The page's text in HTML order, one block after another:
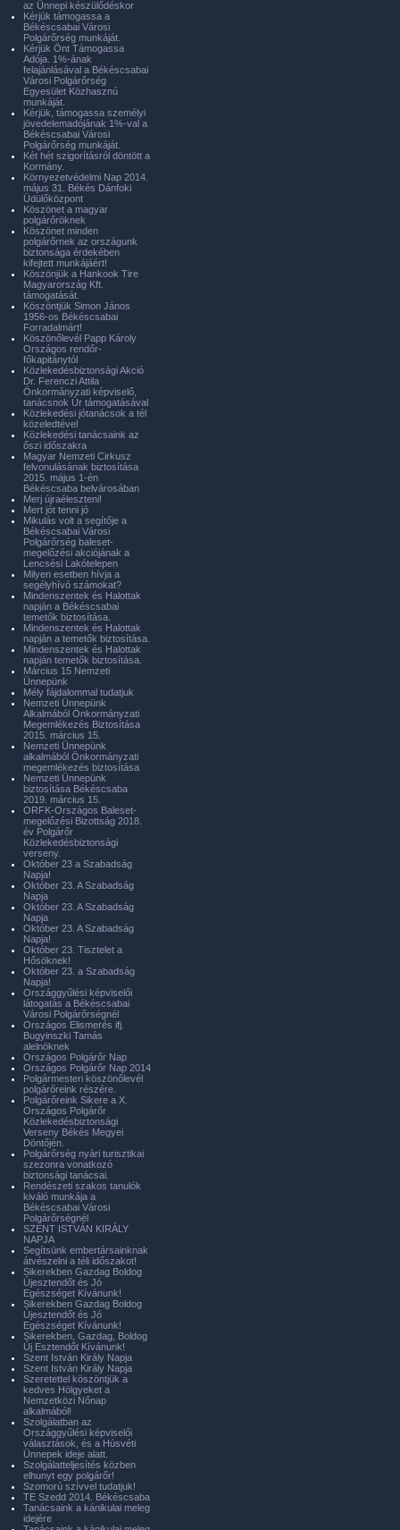
az Ünnepi készülődéskor
Kérjük támogassa a
Békéscsabai Városi
Polgárőrség munkáját.
Kérjük Önt Támogassa
Adója. 1%-ának
felajánlásával a Békéscsabai
Városi Polgárőrség
Egyesület Közhasznú
munkáját.
Kérjük, támogassa személyi
jövedelemadójának 1%-val a
Békéscsabai Városi
Polgárőrség munkáját.
Két hét szigorításról döntött a
Kormány.
Környezetvédelmi Nap 2014.
május 31. Békés Dánfoki
Üdülőközpont
Köszönet a magyar
polgárőröknek
Köszönet minden
polgárőrnek az országunk
biztonsága érdekében
kifejtett munkájáért!
Köszönjük a Hankook Tire
Magyarország Kft.
támogatását.
Köszöntjük Simon János
1956-os Békéscsabai
Forradalmárt!
Köszönőlevél Papp Károly
Országos rendőr-
főkapitánytól
Közlekedésbiztonsági Akció
Dr. Ferenczi Attila
Önkormányzati képviselő,
tanácsnok Úr támogatásával
Közlekedési jótanácsok a tél
közeledtével
Közlekedési tanácsaink az
őszi időszakra
Magyar Nemzeti Cirkusz
felvonulásának biztosítása
2015. május 1-én
Békéscsaba belvárosában
Merj újraéleszteni!
Mert jót tenni jó
Mikulás volt a segítője a
Békéscsabai Városi
Polgárőrség baleset-
megelőzési akciójának a
Lencsési Lakótelepen
Milyen esetben hívja a
segélyhívó számokat?
Mindenszentek és Halottak
napján a Békéscsabai
temetők biztosítása.
Mindenszentek és Halottak
napján a temetők biztosítása.
Mindenszentek és Halottak
napján temetők biztosítása.
Március 15 Nemzeti
Ünnepünk
Mély fájdalommal tudatjuk
Nemzeti Ünnepünk
Alkalmából Önkormányzati
Megemlékezés Biztosítása
2015. március 15.
Nemzeti Ünnepünk
alkalmából Önkormányzati
megemlékezés biztosítása
Nemzeti Ünnepünk
biztosítása Békéscsaba
2019. március 15.
ORFK-Országos Baleset-
megelőzési Bizottság 2018.
év Polgárőr
Közlekedésbiztonsági
verseny.
Október 23 a Szabadság
Napja!
Október 23. A Szabadság
Napja
Október 23. A Szabadság
Napja
Október 23. A Szabadság
Napja!
Október 23. Tisztelet a
Hősöknek!
Október 23. a Szabadság
Napja!
Országgyűlési képviselői
látogatás a Békéscsabai
Városi Polgárőrségnél
Országos Elismerés ifj.
Bugyinszki Tamás
alelnöknek
Országos Polgárőr Nap
Országos Polgárőr Nap 2014
Polgármesteri köszönőlevél
polgárőreink részére.
Polgárőreink Sikere a X.
Országos Polgárőr
Közlekedésbiztonsági
Verseny Békés Megyei
Döntőjén.
Polgárőrség nyári turisztikai
szezonra vonatkozó
biztonsági tanácsai.
Rendészeti szakos tanulók
kiváló munkája a
Békéscsabai Városi
Polgárőrségnél
SZENT ISTVÁN KIRÁLY
NAPJA
Segítsünk embertársainknak
átvészelni a téli időszakot!
Sikerekben Gazdag Boldog
Újesztendőt és Jó
Egészséget Kívánunk!
Sikerekben Gazdag Boldog
Újesztendőt és Jó
Egészséget Kívánunk!
Sikerekben, Gazdag, Boldog
Új Esztendőt Kívánunk!
Szent István Király Napja
Szent István Király Napja
Szeretettel köszöntjük a
kedves Hölgyeket a
Nemzetközi Nőnap
alkalmából!
Szolgálatban az
Országgyűlési képviselői
választások, és a Húsvéti
Ünnepek ideje alatt.
Szolgálatteljesítés közben
elhunyt egy polgárőr!
Szomorú szívvel tudatjuk!
TE Szedd 2014. Békéscsaba
Tanácsaink a kánikulai meleg
idejére